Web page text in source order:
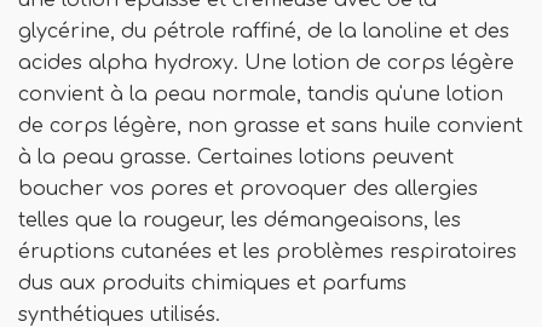
glycérine, du pétrole raffiné, de la lanoline et des
acides alpha hydroxy. Une lotion de corps légère
convient à la peau normale, tandis qu'une lotion
de corps légère, non grasse et sans huile convient
à la peau grasse. Certaines lotions peuvent
boucher vos pores et provoquer des allergies
telles que la rougeur, les démangeaisons, les
éruptions cutanées et les problèmes respiratoires
dus aux produits chimiques et parfums
synthétiques utilisés.